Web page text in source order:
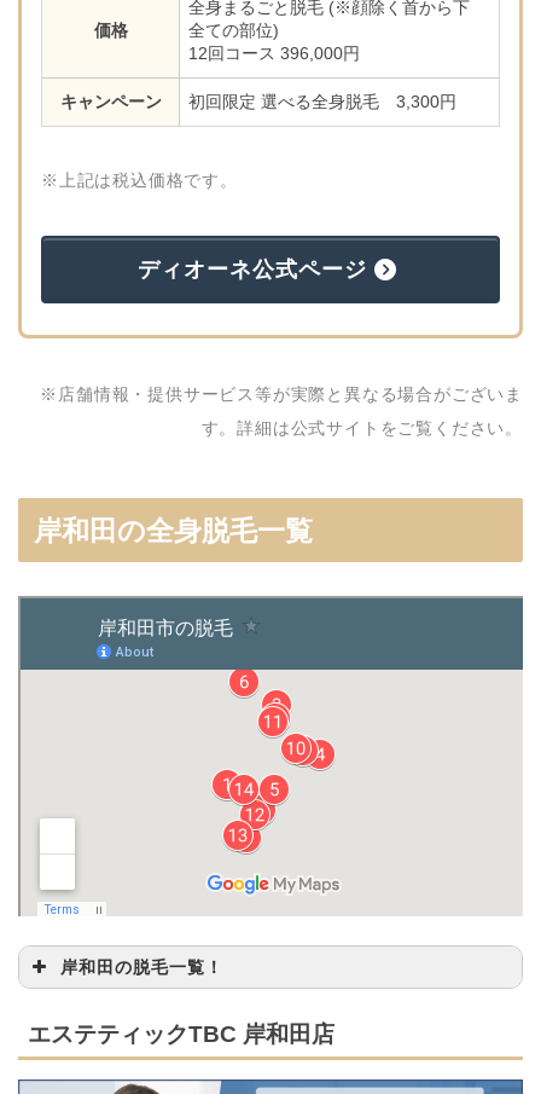
価格
全身まるごと脱毛 (※顔除く首から下
全ての部位)
12回コース 396,000円
キャンペーン 初回限定 選べる全身脱毛 3,300円
※上記は税込価格です。
ディオーネ公式ページ
※店舗情報・提供サービス等が実際と異なる場合がございま
す。詳細は公式サイトをご覧ください。
岸和田の全身脱毛一覧
岸和田の脱毛一覧！
1
エステティックTB
C 岸和田店
町2-29ライフエイト
ビル4F
エステティックTBC 岸和田店